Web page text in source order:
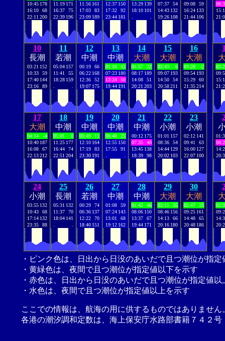
10:45 178
16:10
68
22:11 200
11:19 171
16:37
75
22:39 196
11:56 161
17:03
83
23:09 189
12:37 150
17:32
92
23:44 181
13:29 139
18:10 101
07:37
54
14:43 132
19:26 108
09:08
59
16:24 133
21:44 106
10
長潮
03:21 152
10:33
59
17:40 144
23:16
89
11
若潮
05:04 157
11:41
55
18:28 159
12
中潮
00:19
66
06:22 168
12:36
52
19:07 175
13
中潮
01:10
42
07:23 180
13:24
50
19:44 191
14
大潮
01:57
22
08:17 189
14:08
51
20:21 203
15
大潮
02:43
6
09:07 193
14:50
54
20:58211
16
大潮
03:28
-2
09:54 193
15:29
60
21:35214
17
大潮
04:14
-4
10:40 187
16:08
67
22:13212
18
中潮
05:01
0
11:25 177
16:44
74
22:51 204
19
中潮
05:49
11
12:10 164
17:19
83
23:30 191
20
中潮
06:40
25
12:55 150
17:55
91
21
中潮
00:12 175
07:35
40
13:45 138
18:39
98
22
小潮
01:01 157
08:36
54
14:44 129
20:02 103
23
小潮
02:12 141
09:41
63
16:00 127
22:07 100
24
小潮
03:55 132
10:43
68
17:14 132
23:35
88
25
長潮
05:31 132
11:37
70
18:04 141
26
若潮
00:29
74
06:36 137
12:22
70
18:40 151
27
中潮
01:08
59
07:24 143
13:01
68
19:12 162
28
中潮
01:42
46
08:06 150
13:37
67
19:44 171
29
大潮
02:15
35
08:46 156
14:13
66
20:16 180
30
大潮
02:47
25
09:25 161
14:48
65
20:48 186
・ピンク色は、日出から日没のあいだで且つ潮位が指
・黄緑色は、夜間で且つ潮位が指定値以下を示す
・赤色は、日出から日没のあいだで且つ潮位が指定値以
・水色は、夜間で且つ潮位が指定値以上を示す
ここでの情報は、航海の用に供するものではありませ
各港の潮汐調和定数は、海上保安庁水路部書籍７４２